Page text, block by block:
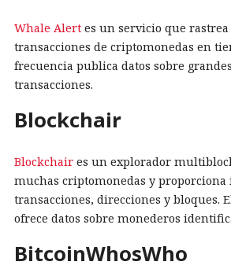
Whale Alert es un servicio que rastrea
transacciones de criptomonedas en
frecuencia publica datos sobre
transacciones.
Blockchair
Blockchair es un explorador
muchas criptomonedas y
transacciones, direcciones y bloques.
ofrece datos sobre monederos
BitcoinWhosWho